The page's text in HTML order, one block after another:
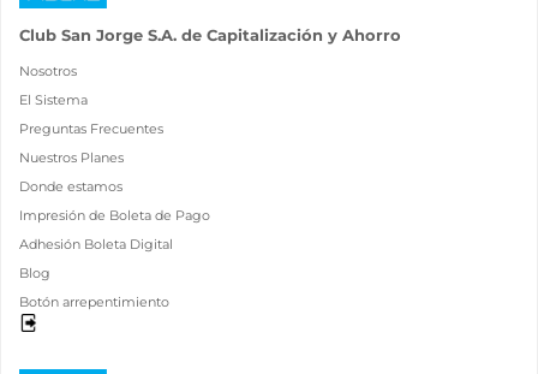
Club San Jorge S.A. de Capitalización y Ahorro
Nosotros
El Sistema
Preguntas Frecuentes
Nuestros Planes
Donde estamos
Impresión de Boleta de Pago
Adhesión Boleta Digital
Blog
Botón arrepentimiento